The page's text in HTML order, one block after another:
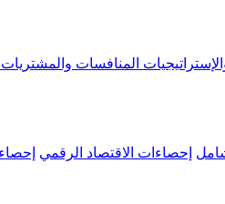
المنافسات والمشتريات
إحصاءات الاقتصاد الرقمي